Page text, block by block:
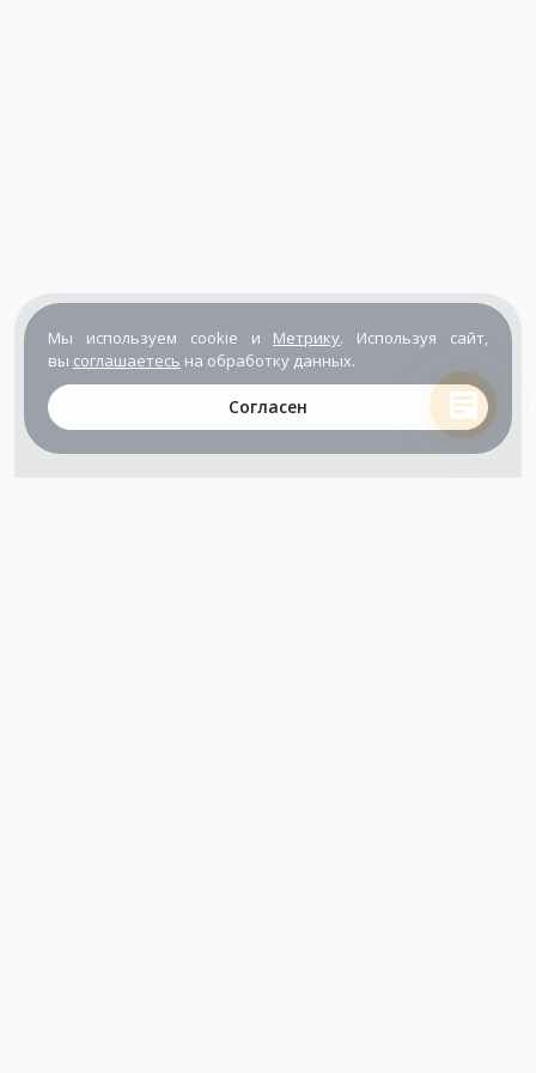
Мы используем cookie и Метрику. Используя сайт,
вы соглашаетесь на обработку данных.
Согласен